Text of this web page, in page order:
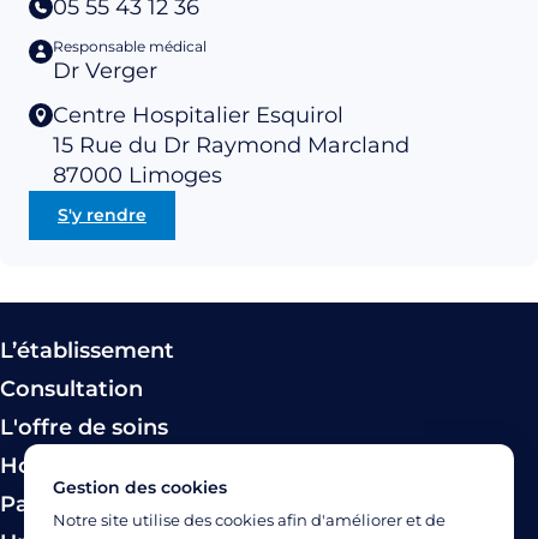
05 55 43 12 36
Responsable médical
Dr Verger
Centre Hospitalier Esquirol
15 Rue du Dr Raymond Marcland
87000 Limoges
S'y rendre
L’établissement
Consultation
L'offre de soins
Hospitalisation
Paiement
Gestion des cookies
Notre site utilise des cookies afin d'améliorer et de